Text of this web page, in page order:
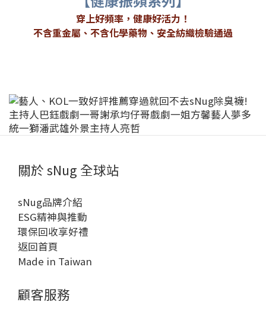
穿上好頻率，健康好活力！
不含重金屬、不含化學藥物、安全紡織檢驗通過
關於 sNug 全球站
sNug品牌介紹
ESG精神與推動
環保回收享好禮
返回首頁
Made in Taiwan
顧客服務